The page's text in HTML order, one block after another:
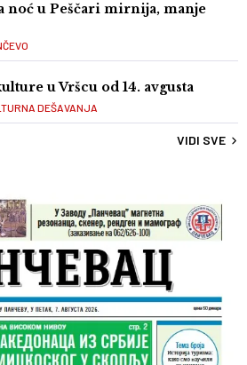
noć u Peščari mirnija, manje
u Vršcu od 14. avgusta
DEŠAVANJA
VIDI SVE